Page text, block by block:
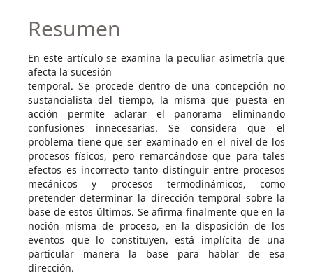
Resumen
En este artículo se examina la peculiar asimetría que
afecta la sucesión
temporal. Se procede dentro de una concepción no
sustancialista del tiempo, la misma que puesta en
acción permite aclarar el panorama eliminando
confusiones innecesarias. Se considera que el
problema tiene que ser examinado en el nivel de los
procesos físicos, pero remarcándose que para tales
efectos es incorrecto tanto distinguir entre procesos
mecánicos y procesos termodinámicos, como
pretender determinar la dirección temporal sobre la
base de estos últimos. Se afirma finalmente que en la
noción misma de proceso, en la disposición de los
eventos que lo constituyen, está implícita de una
particular manera la base para hablar de esa
dirección.